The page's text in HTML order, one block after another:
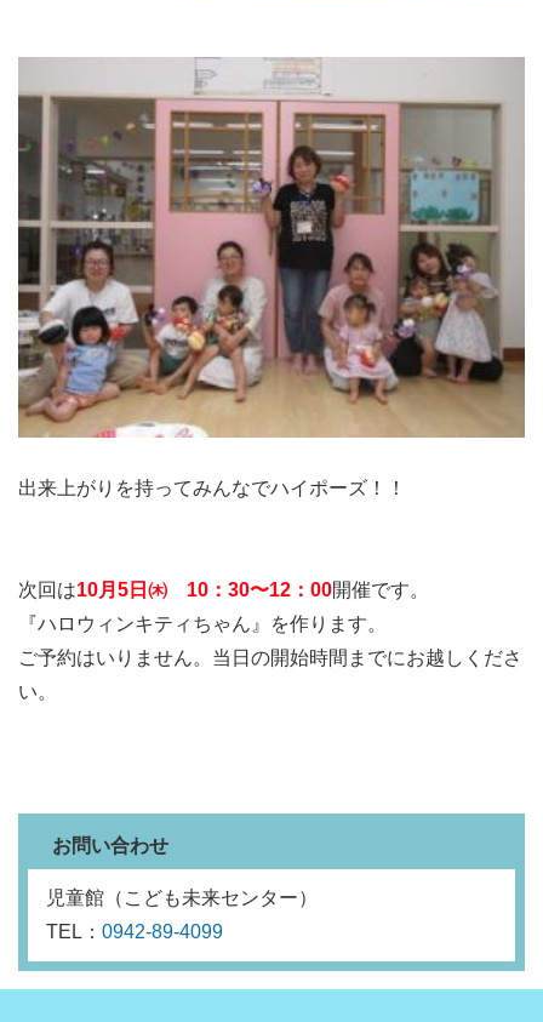
出来上がりを持ってみんなでハイポーズ！！
次回は10月5日㈭ 10：30〜12：00開催です。
『ハロウィンキティちゃん』を作ります。
ご予約はいりません。当日の開始時間までにお越しくださ
い。
お問い合わせ
児童館（こども未来センター）
TEL： 0942-89-4099